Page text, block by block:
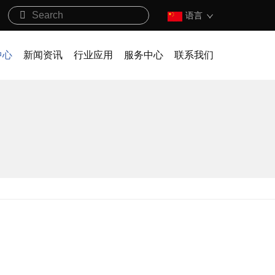
语言
心 新闻资讯 行业应用 服务中心 联系我们